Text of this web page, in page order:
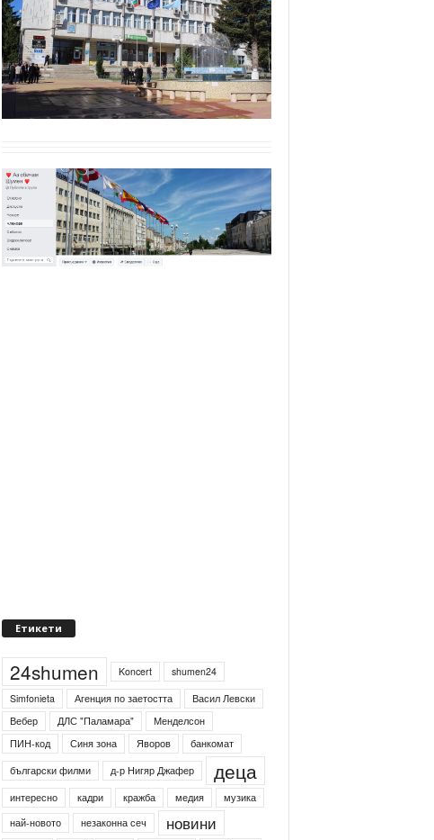
Етикети
24shumen Koncert
shumen24
Simfonieta
Агенция по заетостта
Васил Левски
Вебер
ДЛС "Паламара"
Менделсон
ПИН-код
Синя зона Яворов
банкомат
български филми
д-р Нигяр Джафер деца
интересно кадри кражба медия
музика
най-новото
незаконна сеч новини